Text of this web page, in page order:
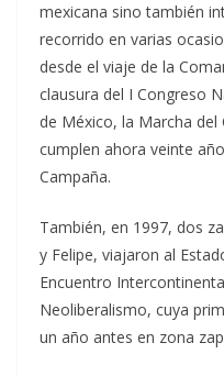
mexicana sino también
recorrido en varias
desde el viaje de la
clausura del I Congreso
de México, la Marcha del
cumplen ahora veinte
Campaña.
También, en 1997, dos
y Felipe, viajaron al
Encuentro
Neoliberalismo, cuya
un año antes en zona